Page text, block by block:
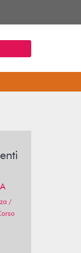
Mlol
/